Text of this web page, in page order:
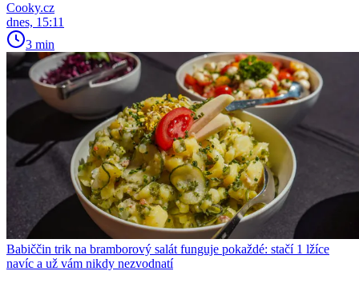
Cooky.cz
dnes, 15:11
3 min
Babiččin trik na bramborový salát funguje pokaždé: stačí 1 lžíce
navíc a už vám nikdy nezvodnatí